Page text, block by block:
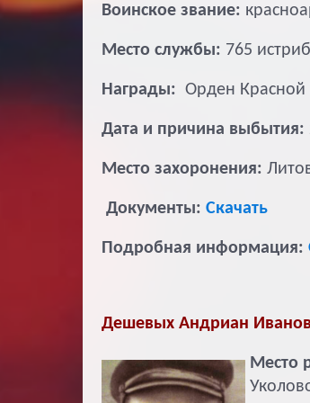
Воинское звание:
Место службы: 765
Награды: Орден Красной
Дата и причина выбытия:
Место захоронения:
Документы: Скачать
Подробная информация:
Дешевых Андриан
Место